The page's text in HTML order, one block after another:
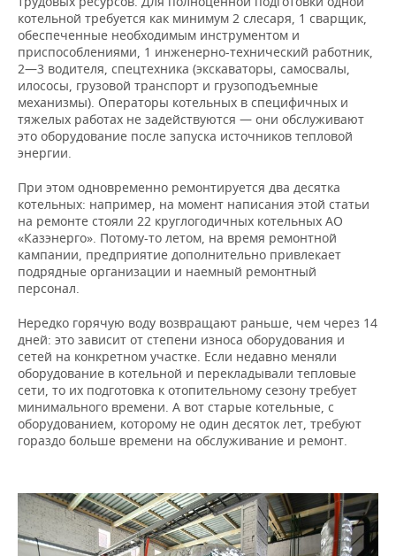
котельной требуется как минимум 2 слесаря, 1 сварщик,
обеспеченные необходимым инструментом и
приспособлениями, 1 инженерно-технический работник,
2—3 водителя, спецтехника (экскаваторы, самосвалы,
илососы, грузовой транспорт и грузоподъемные
механизмы). Операторы котельных в специфичных и
тяжелых работах не задействуются — они обслуживают
это оборудование после запуска источников тепловой
энергии.
При этом одновременно ремонтируется два десятка
котельных: например, на момент написания этой статьи
на ремонте стояли 22 круглогодичных котельных АО
«Казэнерго». Потому-то летом, на время ремонтной
кампании, предприятие дополнительно привлекает
подрядные организации и наемный ремонтный
персонал.
Нередко горячую воду возвращают раньше, чем через 14
дней: это зависит от степени износа оборудования и
сетей на конкретном участке. Если недавно меняли
оборудование в котельной и перекладывали тепловые
сети, то их подготовка к отопительному сезону требует
минимального времени. А вот старые котельные, с
оборудованием, которому не один десяток лет, требуют
гораздо больше времени на обслуживание и ремонт.